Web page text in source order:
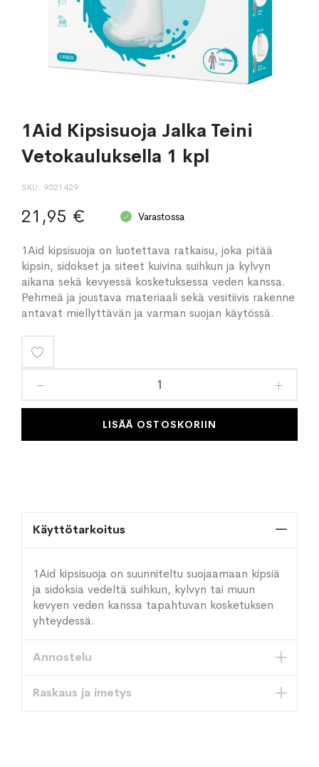
1Aid Kipsisuoja Jalka Teini
Vetokauluksella 1 kpl
SKU 9521429
21,95 € Varastossa
1Aid kipsisuoja on luotettava ratkaisu, joka pitää
kipsin, sidokset ja siteet kuivina suihkun ja kylvyn
aikana sekä kevyessä kosketuksessa veden kanssa.
Pehmeä ja joustava materiaali sekä vesitiivis rakenne
antavat miellyttävän ja varman suojan käytössä.
toivelistaan
LISÄÄ OSTOSKORIIN
Käyttötarkoitus
1Aid kipsisuoja on suunniteltu suojaamaan kipsiä
ja sidoksia vedeltä suihkun, kylvyn tai muun
kevyen veden kanssa tapahtuvan kosketuksen
yhteydessä.
Annostelu
Raskaus ja imetys